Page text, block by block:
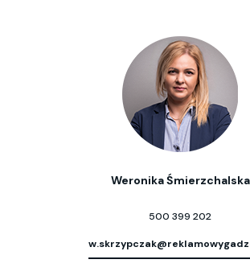
Weronika Śmierzchalska
500 399 202